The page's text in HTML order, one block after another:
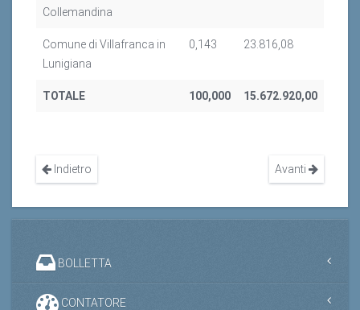
Collemandina
Comune di Villafranca in
Lunigiana
0,143 23.816,08
TOTALE 100,000 15.672.920,00
Indietro Avanti
BOLLETTA
CONTATORE